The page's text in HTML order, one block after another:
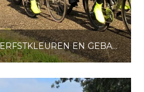
SLOTRIT 2025: ZON, HERFSTKLEUREN EN GEBAK BIJ JACOBUSHOF